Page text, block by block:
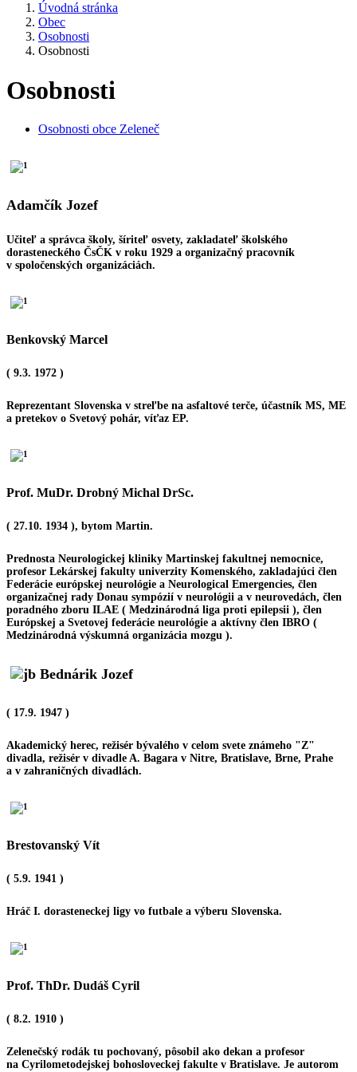
Úvodná stránka
Obec
Osobnosti
Osobnosti
Osobnosti
Osobnosti obce Zeleneč
Adamčík Jozef
Učiteľ a správca školy, šíriteľ osvety, zakladateľ školského
dorasteneckého ČsČK v roku 1929 a organizačný pracovník
v spoločenských organizáciách.
Benkovský Marcel
( 9.3. 1972 )
Reprezentant Slovenska v streľbe na asfaltové terče, účastník MS, ME
a pretekov o Svetový pohár, víťaz EP.
Prof. MuDr. Drobný Michal DrSc.
( 27.10. 1934 ), bytom Martin.
Prednosta Neurologickej kliniky Martinskej fakultnej nemocnice,
profesor Lekárskej fakulty univerzity Komenského, zakladajúci člen
Federácie európskej neurológie a Neurological Emergencies, člen
organizačnej rady Donau sympózií v neurológii a v neurovedách, člen
poradného zboru ILAE ( Medzinárodná liga proti epilepsii ), člen
Európskej a Svetovej federácie neurológie a aktívny člen IBRO (
Medzinárodná výskumná organizácia mozgu ).
Bednárik Jozef
( 17.9. 1947 )
Akademický herec, režisér bývalého v celom svete známeho "Z"
divadla, režisér v divadle A. Bagara v Nitre, Bratislave, Brne, Prahe
a v zahraničných divadlách.
Brestovanský Vít
( 5.9. 1941 )
Hráč I. dorasteneckej ligy vo futbale a výberu Slovenska.
Prof. ThDr. Dudáš Cyril
( 8.2. 1910 )
Zelenečský rodák tu pochovaný, pôsobil ako dekan a profesor
na Cyrilometodejskej bohosloveckej fakulte v Bratislave. Je autorom